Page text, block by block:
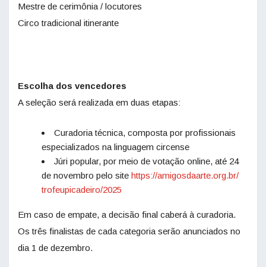
Mestre de cerimônia / locutores
Circo tradicional itinerante
Escolha dos vencedores
A seleção será realizada em duas etapas:
Curadoria técnica, composta por profissionais
especializados na linguagem circense
Júri popular, por meio de votação online, até 24
de novembro pelo site https://amigosdaarte.org.br/
trofeupicadeiro/2025
Em caso de empate, a decisão final caberá à curadoria.
Os três finalistas de cada categoria serão anunciados no
dia 1 de dezembro.